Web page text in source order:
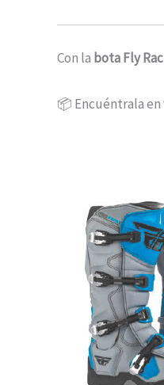
Con la bota Fly
📦 Encuéntrala en